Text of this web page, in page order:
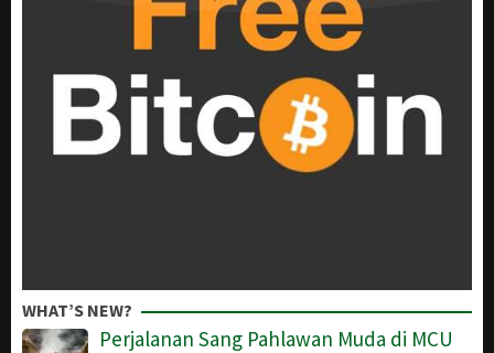
WHAT’S NEW?
Perjalanan Sang Pahlawan Muda di MCU